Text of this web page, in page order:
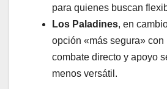
para quienes buscan
Los Paladines, en
opción «más segura»
combate directo y apoyo
menos versátil.